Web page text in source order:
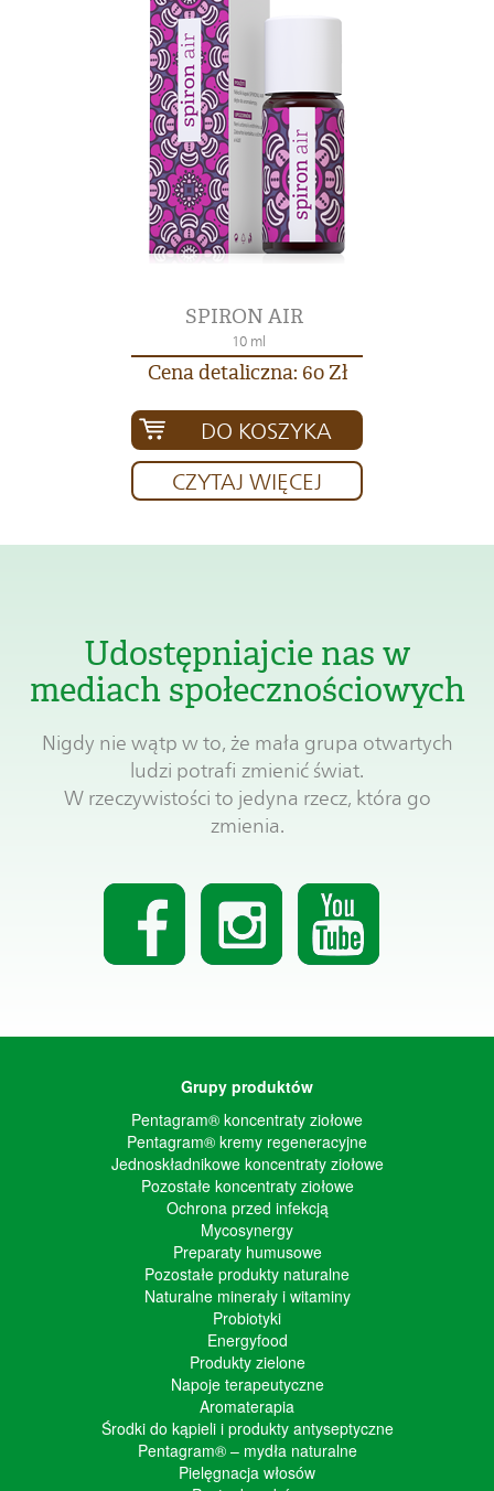
SPIRON AIR
10 ml
Cena detaliczna: 60 Zł
DO KOSZYKA
CZYTAJ WIĘCEJ
Udostępniajcie nas w
mediach społecznościowych
Nigdy nie wątp w to, że mała grupa otwartych
ludzi potrafi zmienić świat.
W rzeczywistości to jedyna rzecz, która go
zmienia.
Grupy produktów
Pentagram® koncentraty ziołowe
Pentagram® kremy regeneracyjne
Jednoskładnikowe koncentraty ziołowe
Pozostałe koncentraty ziołowe
Ochrona przed infekcją
Mycosynergy
Preparaty humusowe
Pozostałe produkty naturalne
Naturalne minerały i witaminy
Probiotyki
Energyfood
Produkty zielone
Napoje terapeutyczne
Aromaterapia
Środki do kąpieli i produkty antyseptyczne
Pentagram® – mydła naturalne
Pielęgnacja włosów